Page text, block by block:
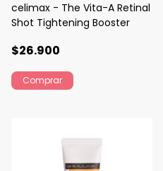
celimax - The Vita-A Retinal
Shot Tightening Booster
$26.900